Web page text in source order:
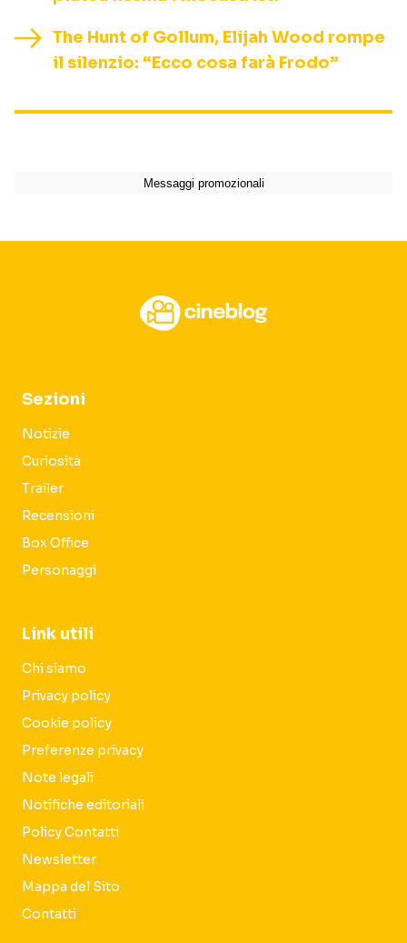
The Hunt of Gollum, Elijah Wood rompe
il silenzio: “Ecco cosa farà Frodo”
Sezioni
Notizie
Curiosità
Trailer
Recensioni
Box Office
Personaggi
Link utili
Chi siamo
Privacy policy
Cookie policy
Preferenze privacy
Note legali
Notifiche editoriali
Policy Contatti
Newsletter
Mappa del Sito
Contatti